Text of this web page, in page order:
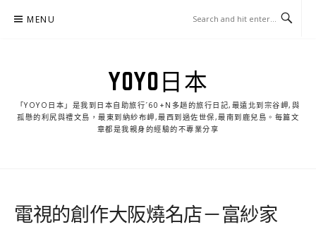
MENU
YOYO日本
「YOYO日本」是我到日本自助旅行ˊ60+N多趟的旅行日記,最遠北到宗谷岬,與
孤懸的利尻與禮文島，最東到納紗布岬,最西到過佐世保,最南到鹿兒島。每篇文
章都是我親身的經驗的不專業分享
電視的創作大阪燒名店－富紗家